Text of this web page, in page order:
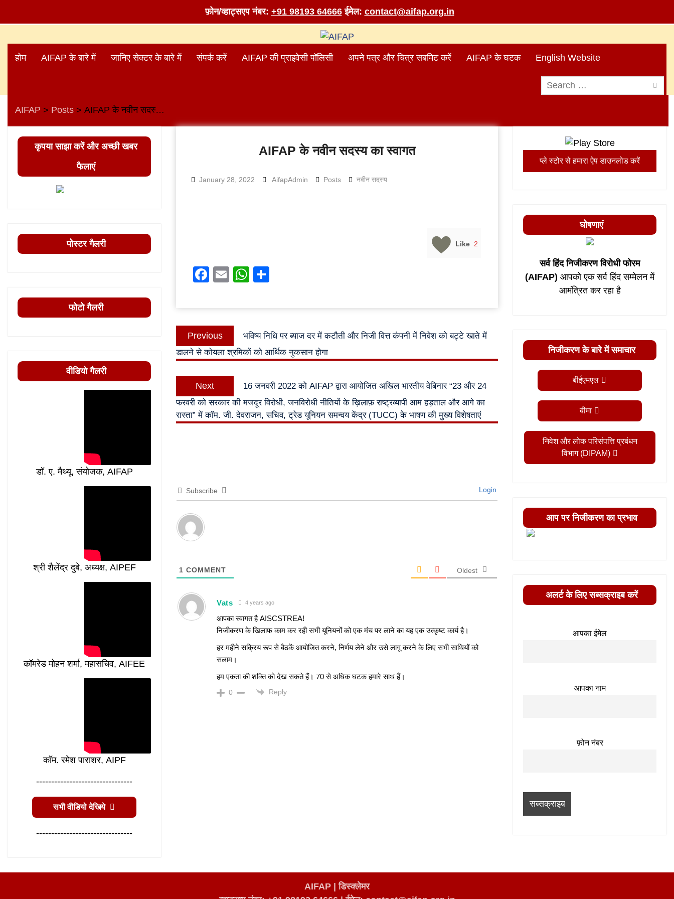
फ़ोन/व्हाट्सएप नंबर: +91 98193 64666 ईमेल: contact@aifap.org.in
content
होम AIFAP के बारे में जानिए सेक्टर के बारे में संपर्क करें AIFAP की प्राइवेसी पॉलिसी अपने पत्र और चित्र सबमिट करें AIFAP के घटक English Website
Search
for:
AIFAP > Posts > AIFAP के नवीन सदस्य का स्वागत
AIFAP के नवीन सदस्य का स्वागत
January 28, 2022 AifapAdmin Posts नवीन सदस्य
Like 2
Facebook
EmailWhatsApp
Post
navigation
Previous
Previous
post:
भविष्य निधि पर ब्याज दर में कटौती और निजी वित्त कंपनी में निवेश को बट्टे खाते में
डालने से कोयला श्रमिकों को आर्थिक नुकसान होगा
Next
post:
16 जनवरी 2022 को AIFAP द्वारा आयोजित अखिल भारतीय वेबिनार “23 और 24
फरवरी को सरकार की मजदूर विरोधी, जनविरोधी नीतियों के ख़िलाफ़ राष्ट्रव्यापी आम हड़ताल और आगे का
रास्ता” में कॉम. जी. देवराजन, सचिव, ट्रेड यूनियन समन्वय केंद्र (TUCC) के भाषण की मुख्य विशेषताएं
Subscribe Login
1 COMMENT Oldest
Vats 4 years ago
आपका स्वागत है AISCSTREA!
निजीकरण के खिलाफ काम कर रही सभी यूनियनों को एक मंच पर लाने का यह एक उत्कृष्ट कार्य है।
हर महीने सक्रिय रूप से बैठकें आयोजित करने, निर्णय लेने और उसे लागू करने के लिए सभी साथियों को
सलाम।
हम एकता की शक्ति को देख सकते हैं। 70 से अधिक घटक हमारे साथ हैं।
0 Reply
प्ले स्टोर से हमारा ऐप डाउनलोड करें
घोषणाएं
सर्व हिंद निजीकरण विरोधी फोरम
(AIFAP) आपको एक सर्व हिंद सम्मेलन में
आमंत्रित कर रहा है
निजीकरण के बारे में समाचार
बीईएमएल
बीमा
निवेश और लोक परिसंपत्ति प्रबंधन
विभाग (DIPAM)
आप पर निजीकरण का प्रभाव
अलर्ट के लिए सब्सक्राइब करें
आपका ईमेल
आपका नाम
फ़ोन नंबर
कृपया साझा करें और अच्छी खबर
फैलाएं
पोस्टर गैलरी
फोटो गैलरी
वीडियो गैलरी
डॉ. ए. मैथ्यू, संयोजक, AIFAP
श्री शैलेंद्र दुबे, अध्यक्ष, AIPEF
कॉमरेड मोहन शर्मा, महासचिव, AIFEE
कॉम. रमेश पाराशर, AIPF
--------------------------------
सभी वीडियो देखिये
--------------------------------
AIFAP |डिस्क्लेमर